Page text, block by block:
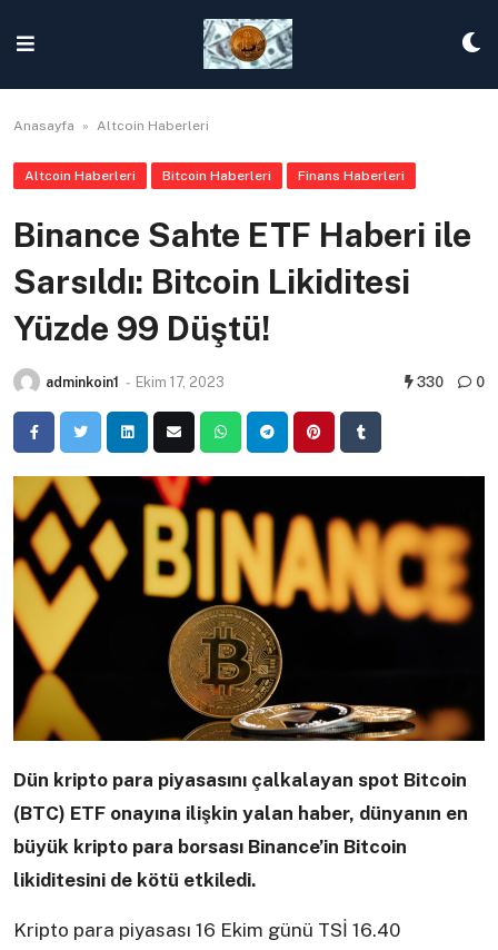
content
Anasayfa » Altcoin Haberleri
Altcoin Haberleri Bitcoin Haberleri Finans Haberleri
Binance Sahte ETF Haberi ile
Sarsıldı: Bitcoin Likiditesi
Yüzde 99 Düştü!
adminkoin1 - Ekim 17, 2023 330 0
Dün kripto para piyasasını çalkalayan spot Bitcoin
(BTC) ETF onayına ilişkin yalan haber, dünyanın en
büyük kripto para borsası Binance’in Bitcoin
likiditesini de kötü etkiledi.
Kripto para piyasası 16 Ekim günü TSİ 16.40